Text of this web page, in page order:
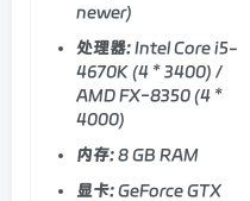
newer)
处理器:Intel Core i5-
4670K (4 * 3400) /
AMD FX-8350 (4 *
4000)
内存:8 GB RAM
显卡:GeForce GTX